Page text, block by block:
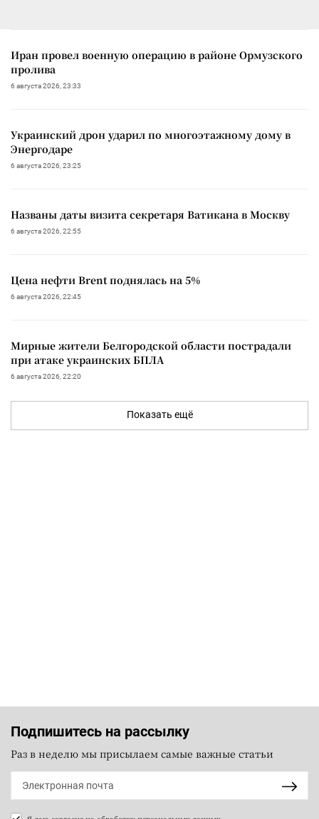
Иран провел военную операцию в районе Ормузского
пролива
6 августа 2026, 23:33
Украинский дрон ударил по многоэтажному дому в
Энергодаре
6 августа 2026, 23:25
Названы даты визита секретаря Ватикана в Москву
6 августа 2026, 22:55
Цена нефти Brent поднялась на 5%
6 августа 2026, 22:45
Мирные жители Белгородской области пострадали
при атаке украинских БПЛА
6 августа 2026, 22:20
Показать ещё
Подпишитесь на рассылку
Раз в неделю мы присылаем самые важные статьи